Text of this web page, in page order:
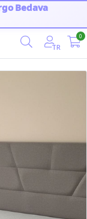
Bedava
TR
0